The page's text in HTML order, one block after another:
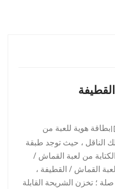
بطاقة هوية للعبة من
الناقل ، حيث توجد طبقة
من لعبة القماش /
القماش / القطيفة ،
؛ تخزن الشريحة القابلة